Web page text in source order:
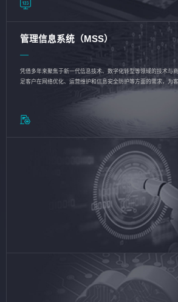
管理信息系统（MSS）
凭借多年来聚焦于新一代信息技术、数字化转型等领域的技术与
足客户在网络优化、运营维护和信息安全防护等方面的需求，为